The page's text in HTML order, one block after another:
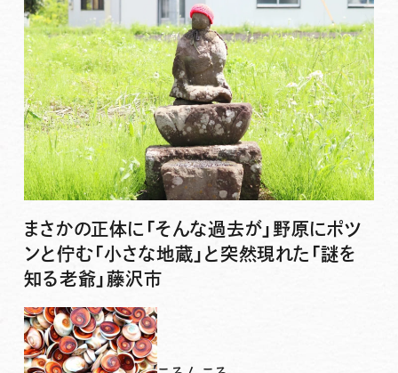
まさかの正体に「そんな過去が」野原にポツ
ンと佇む「小さな地蔵」と突然現れた「謎を
知る老爺」藤沢市